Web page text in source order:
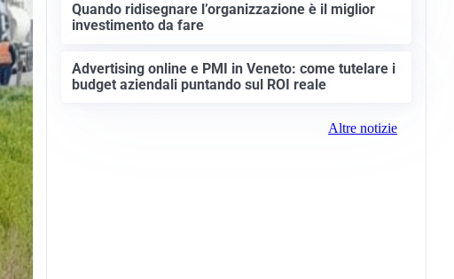
Quando ridisegnare l’organizzazione è il miglior
investimento da fare
Advertising online e PMI in Veneto: come tutelare i
budget aziendali puntando sul ROI reale
Altre notizie